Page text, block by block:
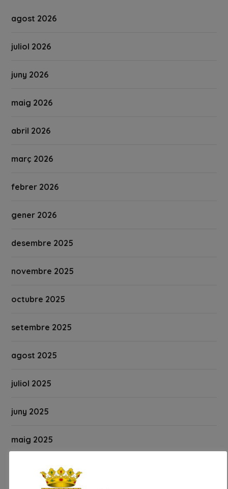
agost 2026
juliol 2026
juny 2026
maig 2026
abril 2026
març 2026
febrer 2026
gener 2026
desembre 2025
novembre 2025
octubre 2025
setembre 2025
agost 2025
juliol 2025
juny 2025
maig 2025
abril 2025